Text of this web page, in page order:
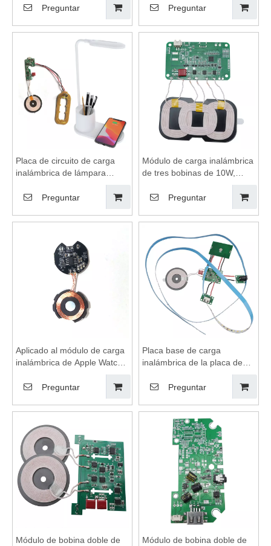
almohadilla de carga
inalámbrica, bobinas de
carga inalámbrica, módulo
de carga inalámbrica
adecuado para carga
inalámbrica
Preguntar
inalámbrica, módulo de
carga inalámbrica, placa
base de cargador
inalámbrico, placa de circuito
de cargador inalámbrico,
módulo de bobina de
transmisión
Preguntar
Placa de circuito de carga
inalámbrica de lámpara
carga inalámbrica, módulo
bobinas de carga inalámbrica
Preguntar
Módulo de carga inalámbrica
de tres bobinas de 10W,
inalámbrica, almohadilla de
carga inalámbrica, bobinas
de carga inalámbrica, carga
Preguntar
Aplicado al módulo de carga
inalámbrica de Apple Watch,
cargadores inalámbricos de
succión magnética, bobinas
plataforma de carga
inalámbrica
Preguntar
Placa base de carga
inalámbrica de la placa de
circuito PCBA, almohadilla de
carga inalámbrica, bobinas
módulo de carga
inalámbrica, carga
inalámbrica
Preguntar
Módulo de bobina doble de
Módulo de bobina doble de